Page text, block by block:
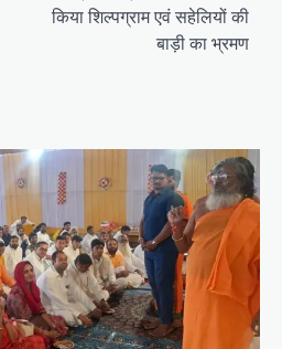
किया शिल्पग्राम एवं सहेलियों की
बाड़ी का भ्रमण